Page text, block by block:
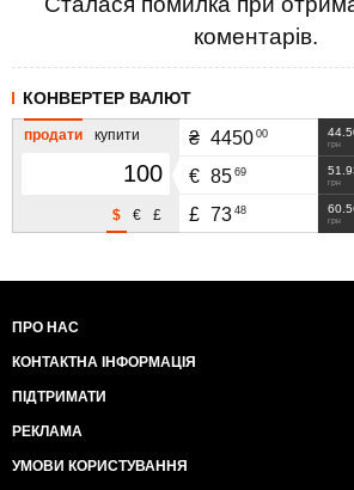
коментарів.
КОНВЕРТЕР ВАЛЮТ
продати купити
£
€
$
грн
₴ 4450 00
грн
€ 85 69
грн
£ 73 48
ПРО НАС
КОНТАКТНА ІНФОРМАЦІЯ
ПІДТРИМАТИ
РЕКЛАМА
УМОВИ КОРИСТУВАННЯ